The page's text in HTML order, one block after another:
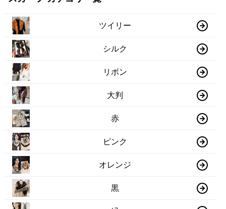
ツイリー
シルク
リボン
大判
赤
ピンク
オレンジ
黒